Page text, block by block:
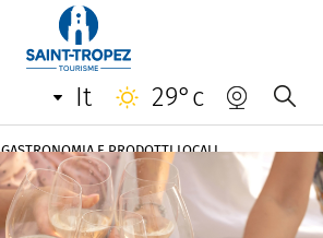
it 29°c
GASTRONOMIA E PRODOTTI LOCALI